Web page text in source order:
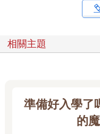
相關主題
準備好入學了
的